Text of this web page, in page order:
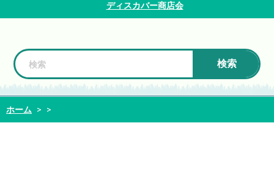
ディスカバー商店会
検索
ホーム > >